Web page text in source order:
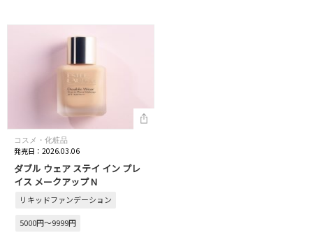
コスメ・化粧品
発売日：2026.03.06
ダブル ウェア ステイ イン プレ
イス メークアップ N
リキッドファンデーション
5000円～9999円